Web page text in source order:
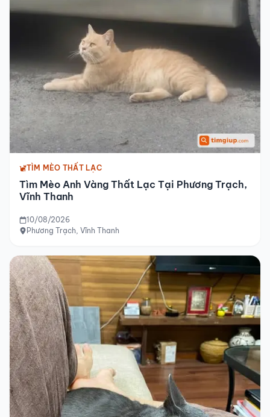
TÌM MÈO THẤT LẠC
Tìm Mèo Anh Vàng Thất Lạc Tại Phương Trạch,
Vĩnh Thanh
10/08/2026
Phương Trạch, Vĩnh Thanh